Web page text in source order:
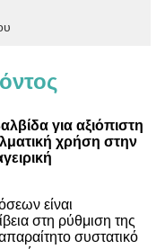
για αξιόπιστη
χρήση στην
είναι
στη ρύθμιση της
συστατικό